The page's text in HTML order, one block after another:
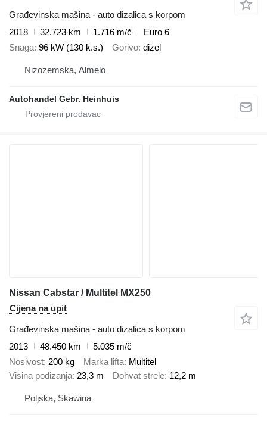
Građevinska mašina - auto dizalica s korpom
2018
32.723 km 1.716 m/č
Euro 6
Snaga 96 kW (130 k.s.) Gorivo dizel
Nizozemska, Almelo
Autohandel Gebr. Heinhuis
Nissan Cabstar / Multitel MX250
Cijena na upit
Građevinska mašina - auto dizalica s korpom
2013
48.450 km
5.035 m/č
Nosivost 200 kg Marka lifta Multitel
Visina podizanja 23,3 m Dohvat strele 12,2 m
Poljska, Skawina